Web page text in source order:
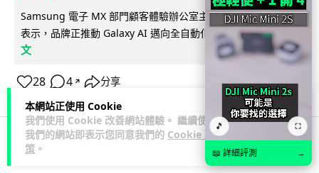
本網站正使用 Cookie
我們使用 Cookie 改善網站體驗。 繼續使用
我們的網站即表示您同意我們的 Cookie 政
策 。
Samsung 電子 MX 部門顧客體驗辦公室主管兼副總裁 Jay Kim
表示，品牌正推動 Galaxy AI 邁向全自動化 Agent... 閱讀全
文
28 4 ↗ 分享
科技娛樂
🎵 ⛶
📖 詳細評測 →